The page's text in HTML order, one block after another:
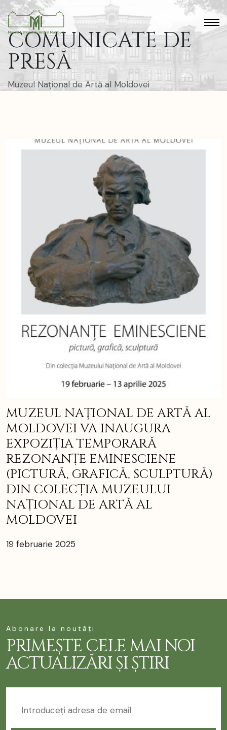
COMUNICATE DE
PRESĂ
Muzeul Național de Artă al Moldovei
MUZEUL NAŢIONAL DE ARTĂ AL
MOLDOVEI VA INAUGURA
EXPOZIȚIA TEMPORARĂ
REZONANȚE EMINESCIENE
(PICTURĂ, GRAFICĂ, SCULPTURĂ)
DIN COLECȚIA MUZEULUI
NAȚIONAL DE ARTĂ AL
MOLDOVEI
19 februarie 2025
Abonare la noutăți
PRIMEȘTE CELE MAI NOI
ACTUALIZĂRI ȘI ȘTIRI